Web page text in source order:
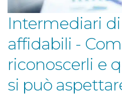
Intermediari
affidabili -
riconoscerli e
si può